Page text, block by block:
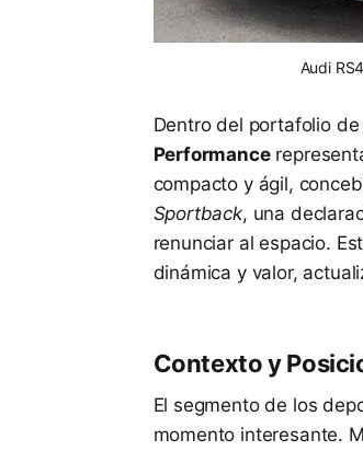
Audi
Dentro del portafolio
Performance
compacto y ágil,
Sportback, una
renunciar al espacio.
dinámica y valor,
Contexto y
El segmento de los
momento interesante.